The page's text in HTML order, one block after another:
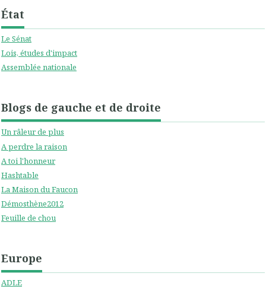
État
Le Sénat
Lois, études d'impact
Assemblée nationale
Blogs de gauche et de droite
Un râleur de plus
A perdre la raison
A toi l'honneur
Hashtable
La Maison du Faucon
Démosthène2012
Feuille de chou
Europe
ADLE